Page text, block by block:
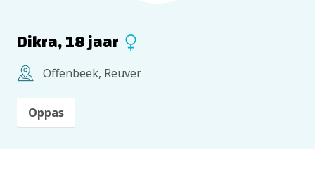
Dikra, 18 jaar
Offenbeek, Reuver
Oppas